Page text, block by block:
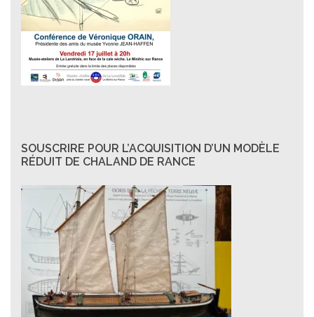
SOUSCRIRE POUR L’ACQUISITION D’UN MODÈLE
RÉDUIT DE CHALAND DE RANCE